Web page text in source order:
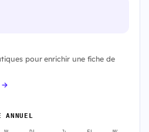
pour enrichir une fiche de
→